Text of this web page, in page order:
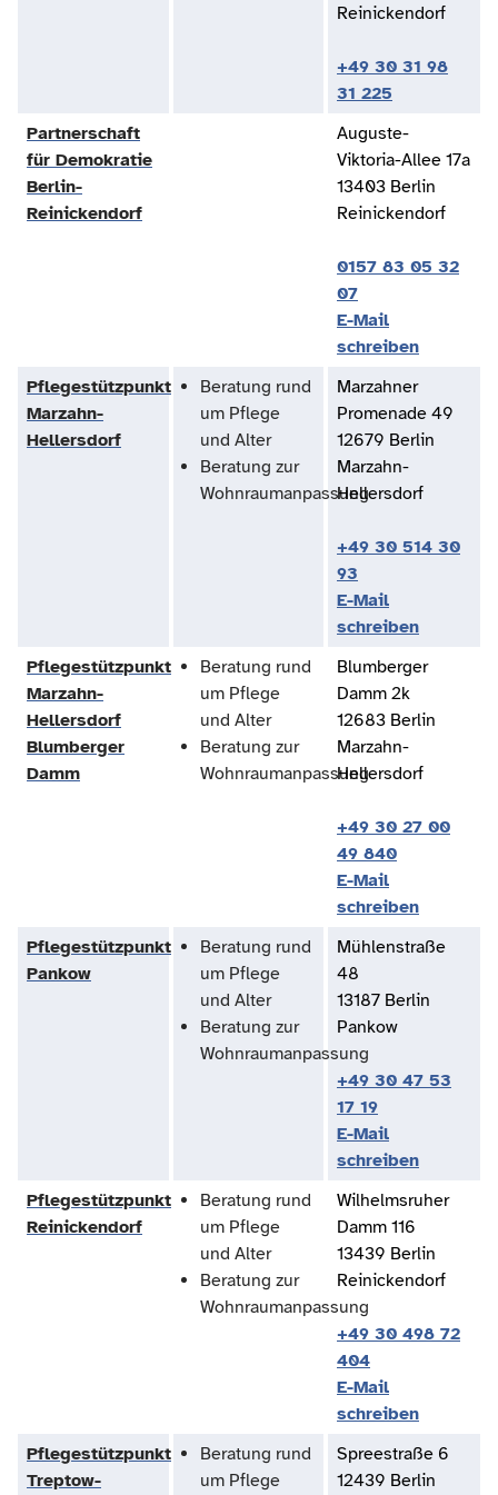
Reinickendorf
+49 30 31 98
31 225
Partnerschaft
für Demokratie
Berlin-
Reinickendorf
Auguste-
Viktoria-Allee 17a
13403 Berlin
Reinickendorf
0157 83 05 32
07
E-Mail
schreiben
Pflegestützpunkt
Marzahn-
Hellersdorf
Beratung rund
um Pflege
und Alter
Beratung zur
Wohnraumanpassung
Marzahner
Promenade 49
12679 Berlin
Marzahn-
Hellersdorf
+49 30 514 30
93
E-Mail
schreiben
Pflegestützpunkt
Marzahn-
Hellersdorf
Blumberger
Damm
Beratung rund
um Pflege
und Alter
Beratung zur
Wohnraumanpassung
Blumberger
Damm 2k
12683 Berlin
Marzahn-
Hellersdorf
+49 30 27 00
49 840
E-Mail
schreiben
Pflegestützpunkt
Pankow
Beratung rund
um Pflege
und Alter
Beratung zur
Wohnraumanpassung
Mühlenstraße
48
13187 Berlin
Pankow
+49 30 47 53
17 19
E-Mail
schreiben
Pflegestützpunkt
Reinickendorf
Beratung rund
um Pflege
und Alter
Beratung zur
Wohnraumanpassung
Wilhelmsruher
Damm 116
13439 Berlin
Reinickendorf
+49 30 498 72
404
E-Mail
schreiben
Pflegestützpunkt
Treptow-
Beratung rund
um Pflege
Spreestraße 6
12439 Berlin